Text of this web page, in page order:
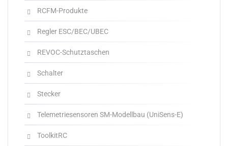
RCFM-Produkte
Regler ESC/BEC/UBEC
REVOC-Schutztaschen
Schalter
Stecker
Telemetriesensoren SM-Modellbau (UniSens-E)
ToolkitRC